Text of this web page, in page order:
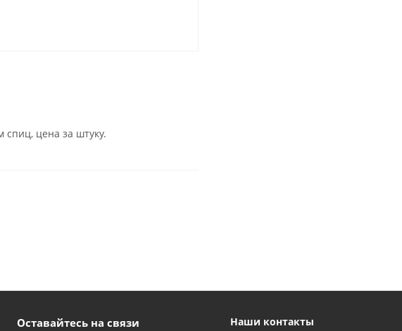
спиц, цена за штуку.
Оставайтесь на связи Наши контакты